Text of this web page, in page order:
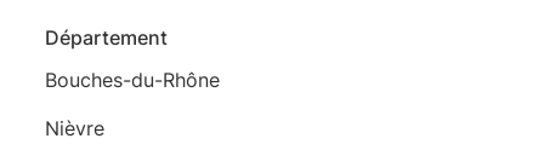
Département
Bouches-du-Rhône
Nièvre